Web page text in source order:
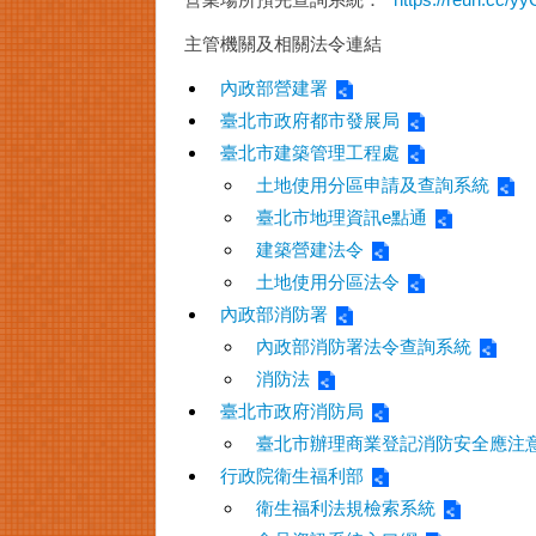
主管機關及相關法令連結
內政部營建署
臺北市政府都市發展局
臺北市建築管理工程處
土地使用分區申請及查詢系統
臺北市地理資訊e點通
建築營建法令
土地使用分區法令
內政部消防署
內政部消防署法令查詢系統
消防法
臺北市政府消防局
臺北市辦理商業登記消防安全應注
行政院衛生福利部
衛生福利法規檢索系統